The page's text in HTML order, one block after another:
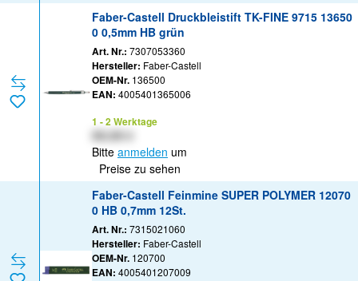
Faber-Castell Druckbleistift TK-FINE 9715 13650
0 0,5mm HB grün
Art. Nr.: 7307053360
Hersteller: Faber-Castell
OEM-Nr. 136500
EAN: 4005401365006
1 - 2 Werktage
Bitte anmelden um
Preise zu sehen
Faber-Castell Feinmine SUPER POLYMER 12070
0 HB 0,7mm 12St.
Art. Nr.: 7315021060
Hersteller: Faber-Castell
OEM-Nr. 120700
EAN: 4005401207009